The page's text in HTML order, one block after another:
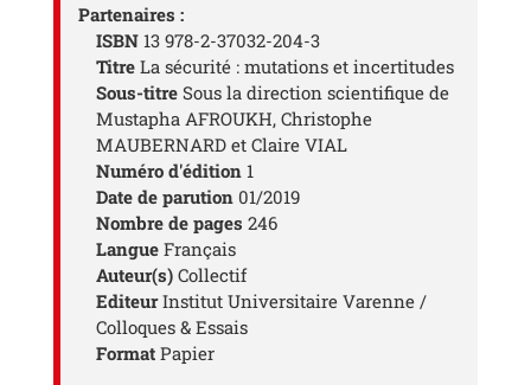
Partenaires :
ISBN 13 978-2-37032-204-3
Titre La sécurité : mutations et incertitudes
Sous-titre Sous la direction scientifique de
Mustapha AFROUKH, Christophe
MAUBERNARD et Claire VIAL
Numéro d'édition 1
Date de parution 01/2019
Nombre de pages 246
Langue Français
Auteur(s) Collectif
EditeurInstitut Universitaire Varenne /
Colloques & Essais
Format Papier